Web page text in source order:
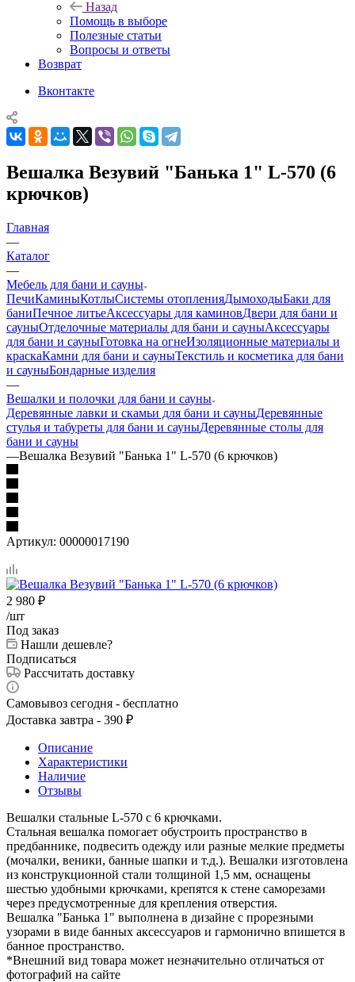
Назад
Помощь в выборе
Полезные статьи
Вопросы и ответы
Возврат
Вконтакте
Вешалка Везувий "Банька 1" L-570 (6
крючков)
Главная
—
Каталог
—
Мебель для бани и сауны
ПечиКаминыКотлыСистемы отопленияДымоходыБаки для
баниПечное литьеАксессуары для каминовДвери для бани и
сауныОтделочные материалы для бани и сауныАксессуары
для бани и сауныГотовка на огнеИзоляционные материалы и
краскаКамни для бани и сауныТекстиль и косметика для бани
и сауныБондарные изделия
—
Вешалки и полочки для бани и сауны
Деревянные лавки и скамьи для бани и сауныДеревянные
стулья и табуреты для бани и сауныДеревянные столы для
бани и сауны
—Вешалка Везувий "Банька 1" L-570 (6 крючков)
Артикул: 00000017190
2 980 ₽
/шт
Под заказ
Нашли дешевле?
Подписаться
Рассчитать доставку
Самовывоз сегодня - бесплатно
Доставка завтра - 390 ₽
Описание
Характеристики
Наличие
Отзывы
Вешалки стальные L-570 с 6 крючками.
Стальная вешалка помогает обустроить пространство в
предбаннике, подвесить одежду или разные мелкие предметы
(мочалки, веники, банные шапки и т.д.). Вешалки изготовлена
из конструкционной стали толщиной 1,5 мм, оснащены
шестью удобными крючками, крепятся к стене саморезами
через предусмотренные для крепления отверстия.
Вешалка "Банька 1" выполнена в дизайне с прорезными
узорами в виде банных аксессуаров и гармонично впишется в
банное пространство.
*Внешний вид товара может незначительно отличаться от
фотографий на сайте